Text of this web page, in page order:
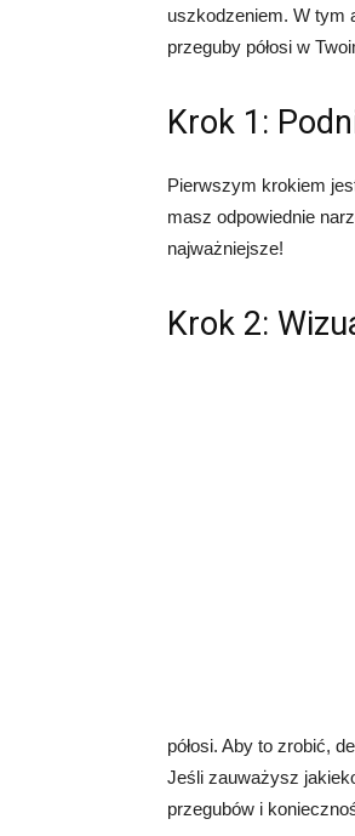
uszkodzeniem. W tym
przeguby półosi w
Krok 1:
Pierwszym krokiem
masz odpowiednie
najważniejsze!
Krok 2:
półosi. Aby to zrobić,
Jeśli zauważysz
przegubów i